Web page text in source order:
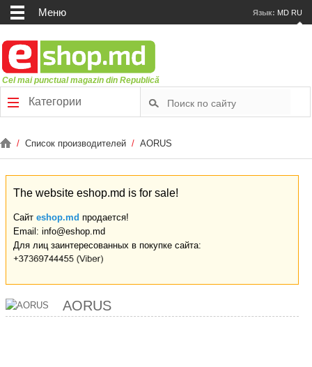
Меню Язык: MD RU
Cel mai punctual magazin din Republică
Категории
/ Список производителей / AORUS
The website eshop.md is for sale!
Сайт eshop.md продается!
Email: info@eshop.md
Для лиц заинтересованных в покупке сайта:
AORUS